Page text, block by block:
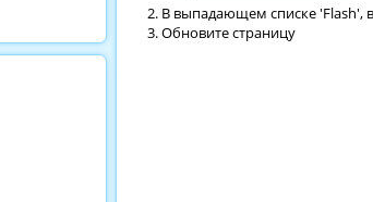
В выпадающем списке 'Flash',
Обновите страницу